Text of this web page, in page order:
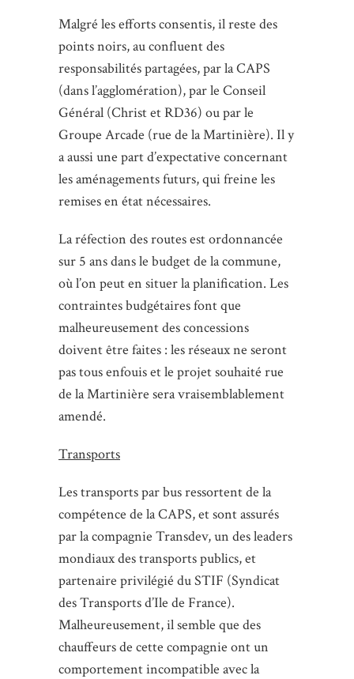
Malgré les efforts consentis, il reste des
points noirs, au confluent des
responsabilités partagées, par la CAPS
(dans l’agglomération), par le Conseil
Général (Christ et RD36) ou par le
Groupe Arcade (rue de la Martinière). Il y
a aussi une part d’expectative concernant
les aménagements futurs, qui freine les
remises en état nécessaires.
La réfection des routes est ordonnancée
sur 5 ans dans le budget de la commune,
où l’on peut en situer la planification. Les
contraintes budgétaires font que
malheureusement des concessions
doivent être faites : les réseaux ne seront
pas tous enfouis et le projet souhaité rue
de la Martinière sera vraisemblablement
amendé.
Transports
Les transports par bus ressortent de la
compétence de la CAPS, et sont assurés
par la compagnie Transdev, un des leaders
mondiaux des transports publics, et
partenaire privilégié du STIF (Syndicat
des Transports d’Ile de France).
Malheureusement, il semble que des
chauffeurs de cette compagnie ont un
comportement incompatible avec la